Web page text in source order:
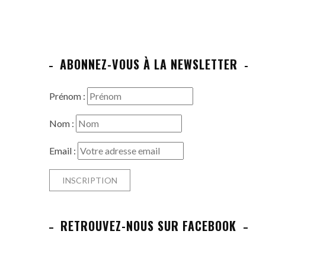
ABONNEZ-VOUS À LA NEWSLETTER
Prénom :
Nom :
Email :
RETROUVEZ-NOUS SUR FACEBOOK